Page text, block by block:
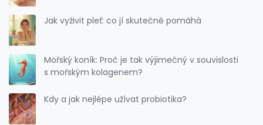
Jak vyživit pleť: co jí skutečně pomáhá
Mořský koník: Proč je tak výjimečný v souvislosti
s mořským kolagenem?
Kdy a jak nejlépe užívat probiotika?